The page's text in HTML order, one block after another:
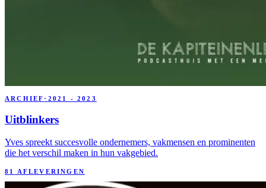
ARCHIEF · 2021 - 2023
Uitblinkers
Yves spreekt succesvolle ondernemers, vakmensen en prominenten
die het verschil maken in hun vakgebied.
81 AFLEVERINGEN